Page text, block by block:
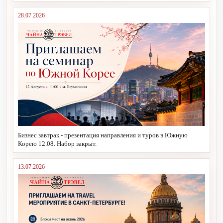
28.07.2026
Бизнес завтрак - презентация направления и туров в Южную
Корею 12.08. Набор закрыт.
13.07.2026